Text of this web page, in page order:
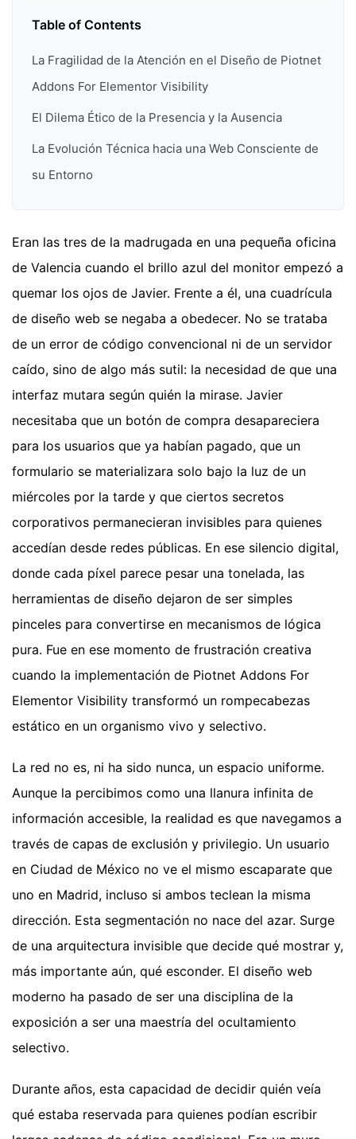
Table of Contents
La Fragilidad de la Atención en el Diseño de Piotnet
Addons For Elementor Visibility
El Dilema Ético de la Presencia y la Ausencia
La Evolución Técnica hacia una Web Consciente de
su Entorno
Eran las tres de la madrugada en una pequeña oficina
de Valencia cuando el brillo azul del monitor empezó a
quemar los ojos de Javier. Frente a él, una cuadrícula
de diseño web se negaba a obedecer. No se trataba
de un error de código convencional ni de un servidor
caído, sino de algo más sutil: la necesidad de que una
interfaz mutara según quién la mirase. Javier
necesitaba que un botón de compra desapareciera
para los usuarios que ya habían pagado, que un
formulario se materializara solo bajo la luz de un
miércoles por la tarde y que ciertos secretos
corporativos permanecieran invisibles para quienes
accedían desde redes públicas. En ese silencio digital,
donde cada píxel parece pesar una tonelada, las
herramientas de diseño dejaron de ser simples
pinceles para convertirse en mecanismos de lógica
pura. Fue en ese momento de frustración creativa
cuando la implementación de Piotnet Addons For
Elementor Visibility transformó un rompecabezas
estático en un organismo vivo y selectivo.
La red no es, ni ha sido nunca, un espacio uniforme.
Aunque la percibimos como una llanura infinita de
información accesible, la realidad es que navegamos a
través de capas de exclusión y privilegio. Un usuario
en Ciudad de México no ve el mismo escaparate que
uno en Madrid, incluso si ambos teclean la misma
dirección. Esta segmentación no nace del azar. Surge
de una arquitectura invisible que decide qué mostrar y,
más importante aún, qué esconder. El diseño web
moderno ha pasado de ser una disciplina de la
exposición a ser una maestría del ocultamiento
selectivo.
Durante años, esta capacidad de decidir quién veía
qué estaba reservada para quienes podían escribir